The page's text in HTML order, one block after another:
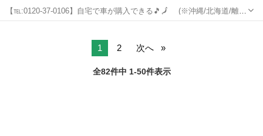
【℡:0120-37-0106】自宅で車が購入できる🎵🗾 (※沖縄/北海道/離島
除く) 今回のお車の詳細はこちらから↓仮審査も◎
1 2 次へ
全82件中 1-50件表示